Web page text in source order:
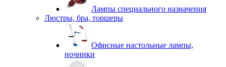
Лампы специального назначения
Люстры, бра, торшеры
Офисные настольные лампы,
ночники